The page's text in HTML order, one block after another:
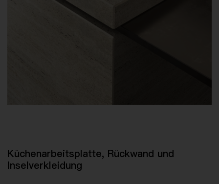
Küchenarbeitsplatte, Rückwand und
Inselverkleidung